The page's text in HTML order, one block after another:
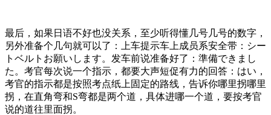
最后，如果日语不好也没关系，至少听得懂几号几号的数字，
另外准备个几句就可以了：上车提示车上成员系安全带：シー
トベルトお願いします。发车前说准备好了：準備できまし
た。考官每次说一个指示，都要大声短促有力的回答：はい，
考官的指示都是按照考点纸上固定的路线，告诉你哪里拐哪里
拐，在直角弯和S弯都是两个道，具体进哪一个道，要按考官
说的道往里面拐。